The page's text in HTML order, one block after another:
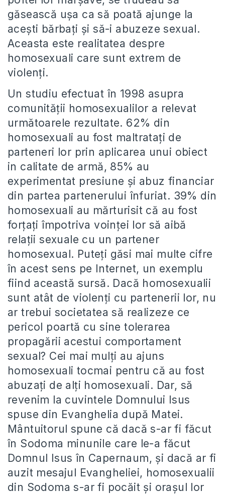
găsească uşa ca să poată ajunge la
aceşti bărbaţi şi să-i abuzeze sexual.
Aceasta este realitatea despre
homosexuali care sunt extrem de
violenţi.
Un studiu efectuat în 1998 asupra
comunităţii homosexualilor a relevat
următoarele rezultate. 62% din
homosexuali au fost maltrataţi de
parteneri lor prin aplicarea unui obiect
in calitate de armă, 85% au
experimentat presiune şi abuz financiar
din partea partenerului înfuriat. 39% din
homosexuali au mărturisit că au fost
forţaţi împotriva voinţei lor să aibă
relaţii sexuale cu un partener
homosexual. Puteţi găsi mai multe cifre
în acest sens pe Internet, un exemplu
fiind această sursă. Dacă homosexualii
sunt atât de violenţi cu partenerii lor, nu
ar trebui societatea să realizeze ce
pericol poartă cu sine tolerarea
propagării acestui comportament
sexual? Cei mai mulţi au ajuns
homosexuali tocmai pentru că au fost
abuzaţi de alţi homosexuali. Dar, să
revenim la cuvintele Domnului Isus
spuse din Evanghelia după Matei.
Mântuitorul spune că dacă s-ar fi făcut
în Sodoma minunile care le-a făcut
Domnul Isus în Capernaum, şi dacă ar fi
auzit mesajul Evangheliei, homosexualii
din Sodoma s-ar fi pocăit şi oraşul lor